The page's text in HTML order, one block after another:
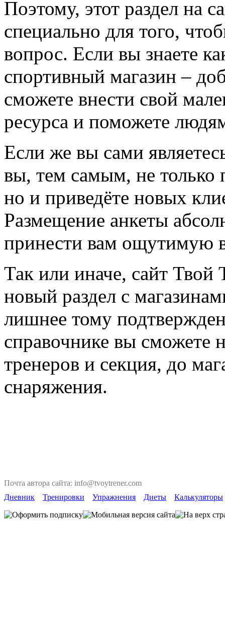
Поэтому, этот раздел на
специально для того,
вопрос. Если вы знаете
спортивный магазин –
сможете внести свой
ресурса и поможете
Если же вы сами
вы, тем самым, не
но и приведёте новых
Размещение анкеты
принести вам ощутимую
Так или иначе, сайт Твой
новый раздел с
лишнее тому
справочнике вы сможете
тренеров и секция, до
снаряжения.
Почта автора сайта: info@tvoytrener.com
Дневник
Тренировки Упражнения Диеты Калькуляторы